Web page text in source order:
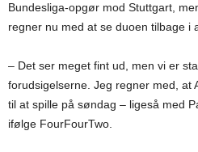
Bundesliga-opgør mod Stuttgart,
regner nu med at se duoen tilbage i
– Det ser meget fint ud, men vi er
forudsigelserne. Jeg regner med, at
til at spille på søndag – ligeså med
ifølge FourFourTwo.